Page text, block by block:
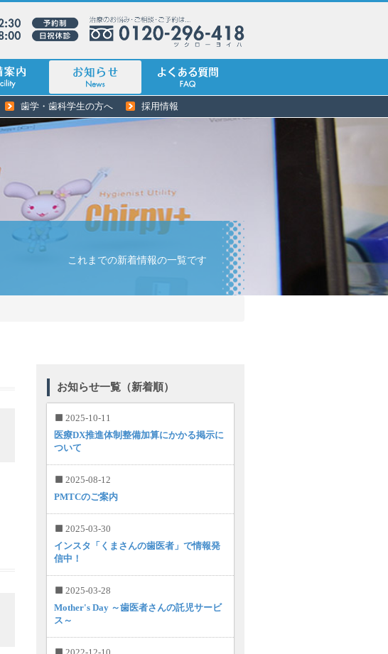
歯学・歯科学生の方へ 採用情報
これまでの新着情報の一覧です
お知らせ一覧（新着順）
2025-10-11
医療DX推進体制整備加算にかかる掲示に
ついて
2025-08-12
PMTCのご案内
2025-03-30
インスタ「くまさんの歯医者」で情報発
信中！
2025-03-28
Mother's Day ～歯医者さんの託児サービ
ス～